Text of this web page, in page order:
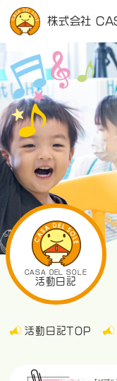
株式会社
CASA DEL SOLE
活動日記
活動日記TOP